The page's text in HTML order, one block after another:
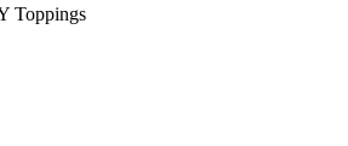
Toppings